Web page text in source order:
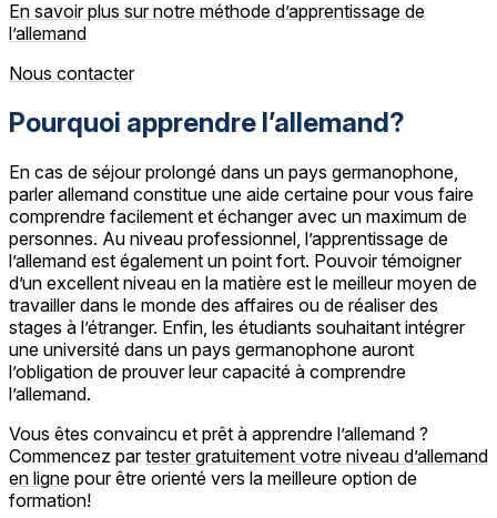
En savoir plus sur notre méthode d’apprentissage de
l’allemand
Nous contacter
Pourquoi apprendre l’allemand?
En cas de séjour prolongé dans un pays germanophone,
parler allemand constitue une aide certaine pour vous faire
comprendre facilement et échanger avec un maximum de
personnes. Au niveau professionnel, l’apprentissage de
l’allemand est également un point fort. Pouvoir témoigner
d’un excellent niveau en la matière est le meilleur moyen de
travailler dans le monde des affaires ou de réaliser des
stages à l’étranger. Enfin, les étudiants souhaitant intégrer
une université dans un pays germanophone auront
l’obligation de prouver leur capacité à comprendre
l’allemand.
Vous êtes convaincu et prêt à apprendre l’allemand ?
Commencez partester gratuitement votre niveau d’allemand
en ligne pour être orienté vers la meilleure option de
formation!